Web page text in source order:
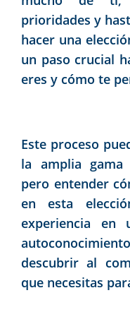
prioridades y
hacer una
un paso crucial
eres y cómo te
Este proceso
la amplia gama
pero entender
en esta
experiencia en
descubrir al
que necesitas